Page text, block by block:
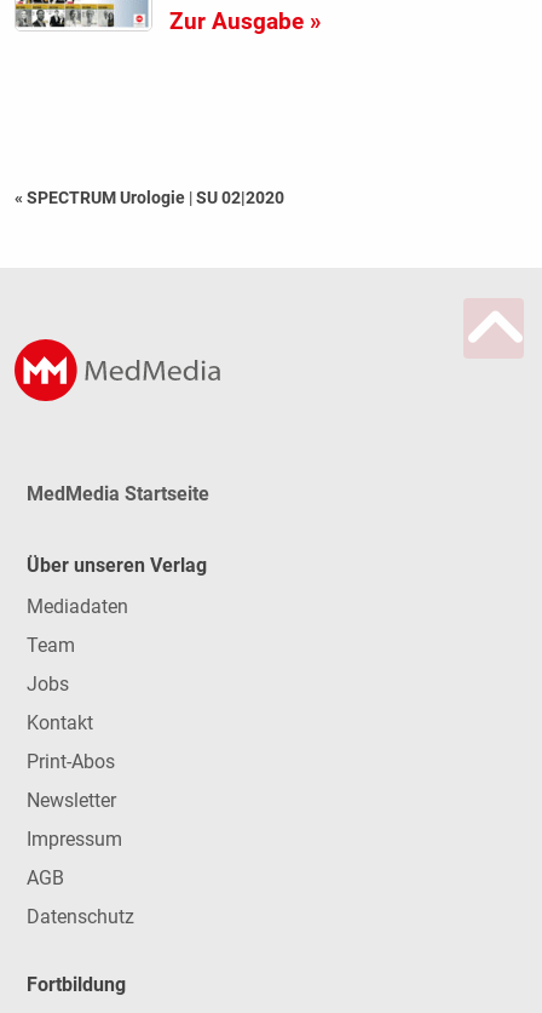
Zur Ausgabe »
« SPECTRUM Urologie |SU 02|2020
MedMedia Startseite
Über unseren Verlag
Mediadaten
Team
Jobs
Kontakt
Print-Abos
Newsletter
Impressum
AGB
Datenschutz
Fortbildung